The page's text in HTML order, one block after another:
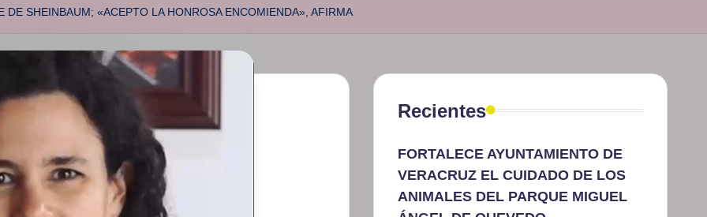
DE SHEINBAUM; «ACEPTO LA HONROSA ENCOMIENDA», AFIRMA
Recientes
FORTALECE AYUNTAMIENTO DE
VERACRUZ EL CUIDADO DE LOS
ANIMALES DEL PARQUE MIGUEL